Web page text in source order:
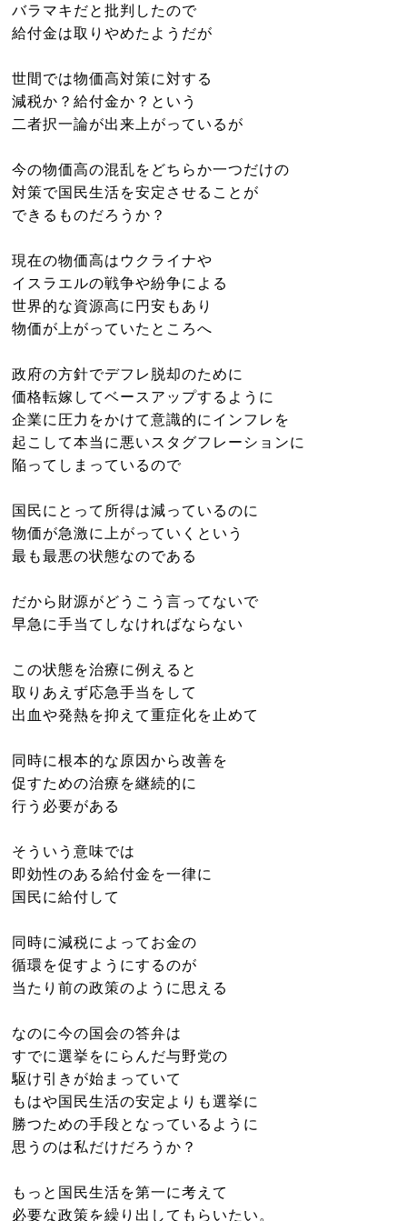
ニュース
バラマキだと批判したので
給付金は取りやめたようだが
世間では物価高対策に対する
減税か？給付金か？という
二者択一論が出来上がっているが
今の物価高の混乱をどちらか一つだけの
対策で国民生活を安定させることが
できるものだろうか？
現在の物価高はウクライナや
イスラエルの戦争や紛争による
世界的な資源高に円安もあり
物価が上がっていたところへ
政府の方針でデフレ脱却のために
価格転嫁してベースアップするように
企業に圧力をかけて意識的にインフレを
起こして本当に悪いスタグフレーションに
陥ってしまっているので
国民にとって所得は減っているのに
物価が急激に上がっていくという
最も最悪の状態なのである
だから財源がどうこう言ってないで
早急に手当てしなければならない
この状態を治療に例えると
取りあえず応急手当をして
出血や発熱を抑えて重症化を止めて
同時に根本的な原因から改善を
促すための治療を継続的に
行う必要がある
そういう意味では
即効性のある給付金を一律に
国民に給付して
同時に減税によってお金の
循環を促すようにするのが
当たり前の政策のように思える
なのに今の国会の答弁は
すでに選挙をにらんだ与野党の
駆け引きが始まっていて
もはや国民生活の安定よりも選挙に
勝つための手段となっているように
思うのは私だけだろうか？
もっと国民生活を第一に考えて
必要な政策を繰り出してもらいたい。